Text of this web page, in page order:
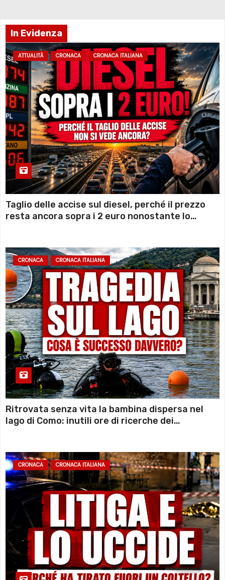
In Evidenza
ATTUALITÀ CRONACA CRONACA ITALIANA
Taglio delle accise sul diesel, perché il prezzo
resta ancora sopra i 2 euro nonostante lo
CRONACA CRONACA ITALIANA
Ritrovata senza vita la bambina dispersa nel
lago di Como: inutili ore di ricerche dei
CRONACA CRONACA ITALIANA